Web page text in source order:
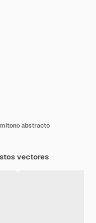
abstracto
vectores